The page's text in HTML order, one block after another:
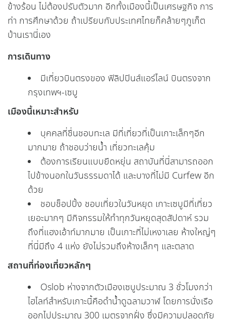
ข้างร้อน ไม่ต้องปรับตัวมาก อีกทั้งเมืองนี้เป็นเศรษฐกิจ การ
ท่า การศึกษาด้วย ถ้าเปรียบกับประเทศไทยก็คล้ายๆภูเก็ต
บ้านเรานี่เอง
การเดินทาง
มีเที่ยวบินตรงของ ฟิลิปปินส์แอร์ไลน์ บินตรงจาก
กรุงเทพฯ-เซบู
เมืองนี้เหมาะสำหรับ
บุคคลที่ชื่นชอบทะเล มีที่เที่ยวที่เป็นเกาะเล็กๆอีก
มากมาย ถ้าชอบว่ายน้ำ เที่ยวทะเลคุ้ม
ต้องการเรียนแบบยืดหยุ่น สถาบันที่นี่สามารถออก
ไปข้างนอกในวันธรรมดาได้ และบางที่ไม่มี Curfew อีก
ด้วย
ชอบช็อปปิ้ง ชอบเที่ยวในวันหยุด เกาะเซบูมีที่เที่ยว
เยอะมากๆ มีกิจกรรมให้ทำทุกวันหยุดสุดสัปดาห์ รวม
ถึงที่แฮงเอ้าท์มากมาย เป็นเกาะที่ไม่เหงาเลย ห้างใหญ่ๆ
ที่นี่มีถึง 4 แห่ง ยังไม่รวมถึงห้างเล็กๆ และตลาด
สถานที่ท่องเที่ยวหลักๆ
Oslob ห่างจากตัวเมืองเซบูประมาณ 3 ชั่วโมงกว่า
ไฮไลท์สำหรับเกาะนี้คือดำน้ำดูฉลามวาฬ โดยการนั่งเรือ
ออกไปประมาณ 300 เมตรจากฝั่ง ซึ่งมีความปลอดภัย